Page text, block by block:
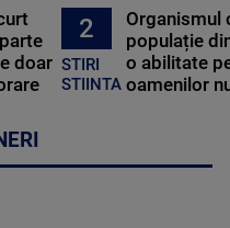
doar
2
STIRI
STIINTA
Organismul
populație
o abilitate
oamenilor